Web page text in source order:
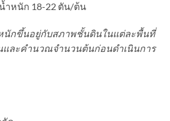
น้ำหนัก 18-22 ตัน/ต้น
นักขึ้นอยู่กับสภาพชั้นดินในแต่ละพื้นที่
และคำนวณจำนวนต้นก่อนดำเนินการ